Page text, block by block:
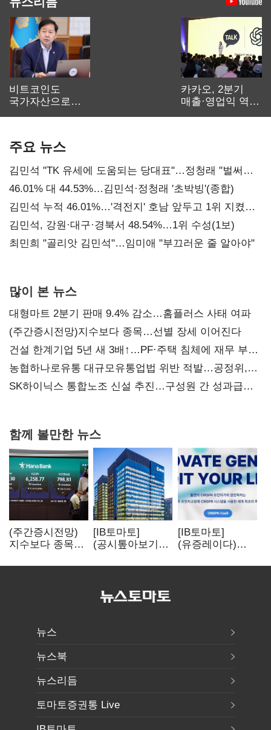
비트코인도
국가자산으로…'
카카오, 2분기
매출·영업익 역대
주요 뉴스
김민석 "TK 유세에 도움되는 당대표"…정청래 "벌써
대표된 양 당직 배분"
46.01% 대 44.53%…김민석·정청래 '초박빙'(종합)
김민석 누적 46.01%…'격전지' 호남 앞두고 1위 지켰다
(2보)
김민석, 강원·대구·경북서 48.54%…1위 수성(1보)
최민희 "골리앗 김민석"…임미애 "부끄러운 줄 알아야"
많이 본 뉴스
대형마트 2분기 판매 9.4% 감소…홈플러스 사태 여파
(주간증시전망)지수보다 종목…선별 장세 이어진다
건설 한계기업 5년 새 3배↑…PF·주택 침체에 재무 부담
확대
농협하나로유통 대규모유통업법 위반 적발…공정위,
과징금 4억6200만원 부과
SK하이닉스 통합노조 신설 추진…구성원 간 성과급
함께 볼만한 뉴스
(주간증시전망)
지수보다 종목…
이어진다
[IB토마토]
(공시톺아보기)
바로 매출로
[IB토마토]
(유증레이다)
3분의 1 토막…
뉴스
뉴스북
뉴스리듬
토마토증권통 Live